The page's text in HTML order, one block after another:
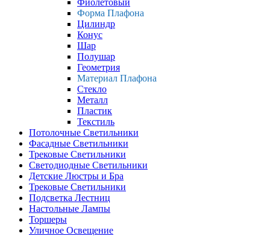
Фиолетовый
Форма Плафона
Цилиндр
Конус
Шар
Полушар
Геометрия
Материал Плафона
Стекло
Металл
Пластик
Текстиль
Потолочные Светильники
Фасадные Светильники
Трековые Светильники
Светодиодные Светильники
Детские Люстры и Бра
Трековые Светильники
Подсветка Лестниц
Настольные Лампы
Торшеры
Уличное Освещение